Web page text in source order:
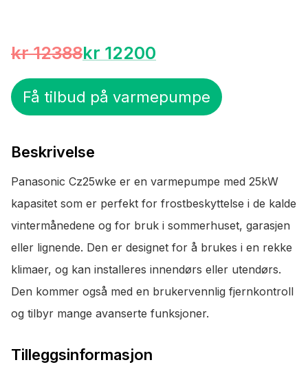
kr 12388kr 12200
Få tilbud på varmepumpe
Beskrivelse
Panasonic Cz25wke er en varmepumpe med 25kW
kapasitet som er perfekt for frostbeskyttelse i de kalde
vintermånedene og for bruk i sommerhuset, garasjen
eller lignende. Den er designet for å brukes i en rekke
klimaer, og kan installeres innendørs eller utendørs.
Den kommer også med en brukervennlig fjernkontroll
og tilbyr mange avanserte funksjoner.
Tilleggsinformasjon